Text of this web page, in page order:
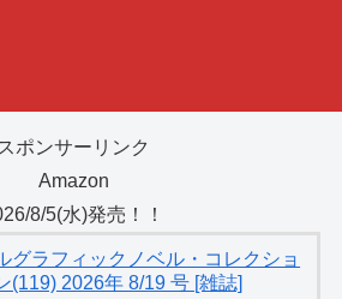
スポンサーリンク
Amazon
8/5(水)発売！！
グラフィックノベル・コレクショ
(119) 2026年 8/19 号 [雑誌]